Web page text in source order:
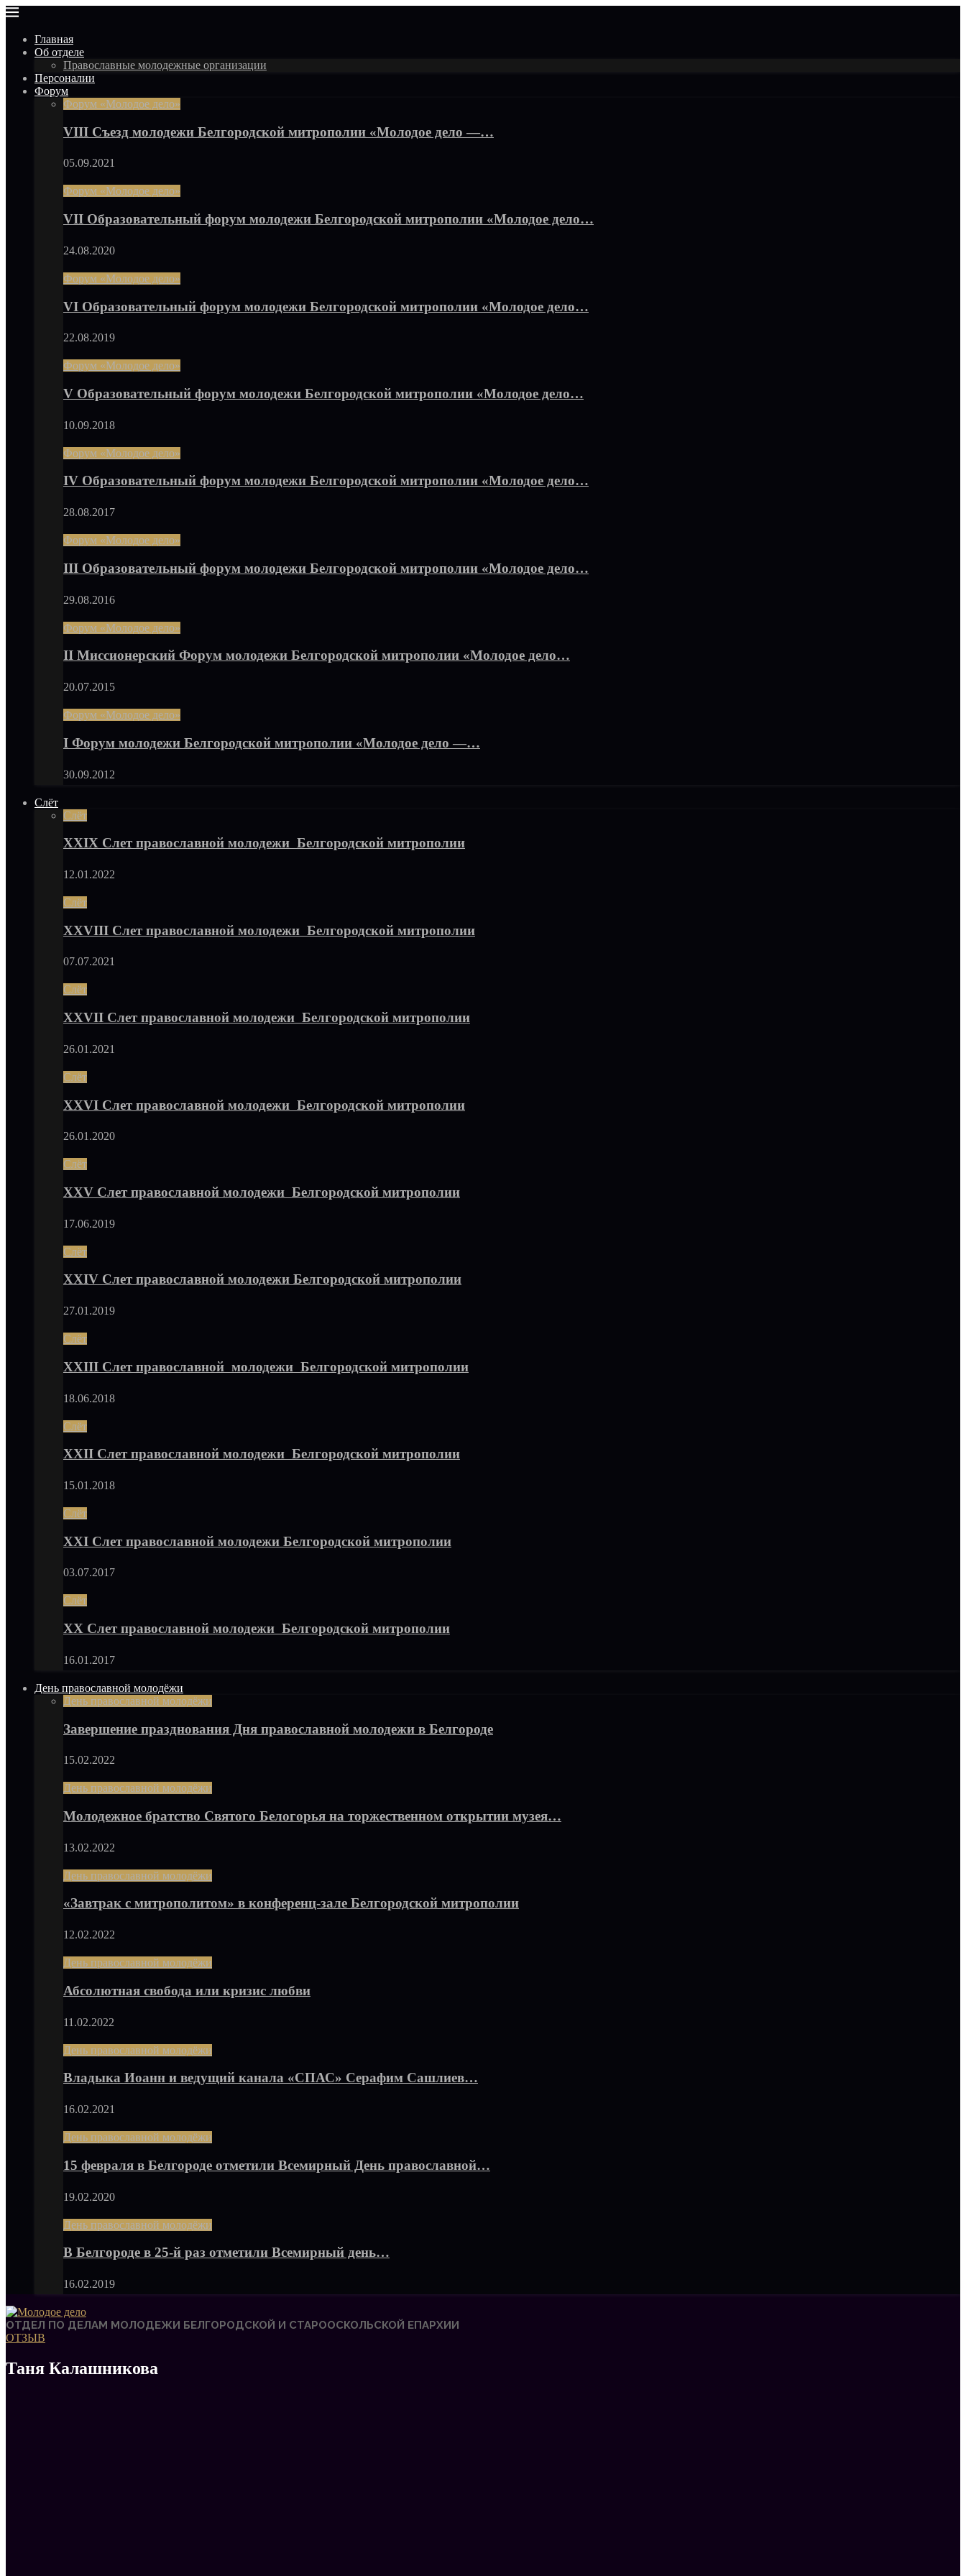
Главная
Об отделе
Православные молодежные организации
Персоналии
Форум
Форум «Молодое дело»
VIII Съезд молодежи Белгородской митрополии «Молодое дело —…
05.09.2021
Форум «Молодое дело»
VII Образовательный форум молодежи Белгородской митрополии «Молодое дело…
24.08.2020
Форум «Молодое дело»
VI Образовательный форум молодежи Белгородской митрополии «Молодое дело…
22.08.2019
Форум «Молодое дело»
V Образовательный форум молодежи Белгородской митрополии «Молодое дело…
10.09.2018
Форум «Молодое дело»
IV Образовательный форум молодежи Белгородской митрополии «Молодое дело…
28.08.2017
Форум «Молодое дело»
III Образовательный форум молодежи Белгородской митрополии «Молодое дело…
29.08.2016
Форум «Молодое дело»
II Миссионерский Форум молодежи Белгородской митрополии «Молодое дело…
20.07.2015
Форум «Молодое дело»
I Форум молодежи Белгородской митрополии «Молодое дело —…
30.09.2012
Слёт
Слёт
XXIX Слет православной молодежи Белгородской митрополии
12.01.2022
Слёт
XXVIII Слет православной молодежи Белгородской митрополии
07.07.2021
Слёт
XXVII Слет православной молодежи Белгородской митрополии
26.01.2021
Слёт
XXVI Слет православной молодежи Белгородской митрополии
26.01.2020
Слёт
XXV Слет православной молодежи Белгородской митрополии
17.06.2019
Слёт
XXIV Слет православной молодежи Белгородской митрополии
27.01.2019
Слёт
XXIII Слет православной молодежи Белгородской митрополии
18.06.2018
Слёт
XXII Слет православной молодежи Белгородской митрополии
15.01.2018
Слёт
XXI Слет православной молодежи Белгородской митрополии
03.07.2017
Слёт
XX Слет православной молодежи Белгородской митрополии
16.01.2017
День православной молодёжи
День православной молодёжи
Завершение празднования Дня православной молодежи в Белгороде
15.02.2022
День православной молодёжи
Молодежное братство Святого Белогорья на торжественном открытии музея…
13.02.2022
День православной молодёжи
«Завтрак с митрополитом» в конференц-зале Белгородской митрополии
12.02.2022
День православной молодёжи
Абсолютная свобода или кризис любви
11.02.2022
День православной молодёжи
Владыка Иоанн и ведущий канала «СПАС» Серафим Сашлиев…
16.02.2021
День православной молодёжи
15 февраля в Белгороде отметили Всемирный День православной…
19.02.2020
День православной молодёжи
В Белгороде в 25-й раз отметили Всемирный день…
16.02.2019
ОТДЕЛ ПО ДЕЛАМ МОЛОДЕЖИ БЕЛГОРОДСКОЙ И СТАРООСКОЛЬСКОЙ ЕПАРХИИ
ОТЗЫВ
Таня Калашникова